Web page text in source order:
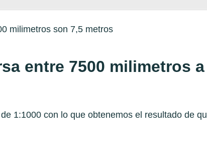
milimetros son 7,5 metros
entre 7500 milimetros a
1:1000 con lo que obtenemos el resultado de